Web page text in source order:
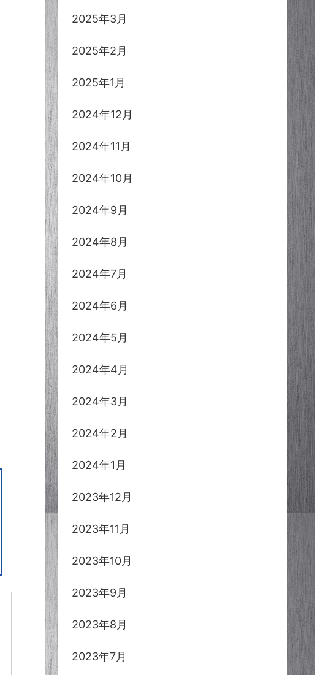
2025年3月
2025年2月
2025年1月
2024年12月
2024年11月
2024年10月
2024年9月
2024年8月
2024年7月
2024年6月
2024年5月
2024年4月
2024年3月
2024年2月
2024年1月
2023年12月
2023年11月
2023年10月
2023年9月
2023年8月
2023年7月